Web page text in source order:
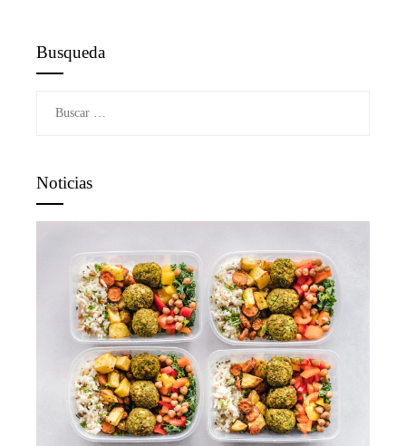
Busqueda
Noticias